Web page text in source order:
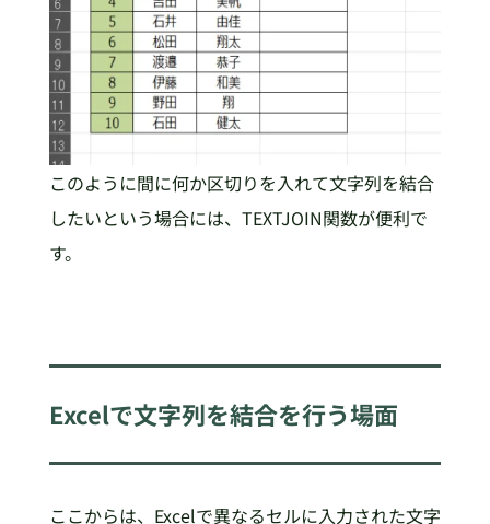
このように間に何か区切りを入れて文字列を結合
したいという場合には、TEXTJOIN関数が便利で
す。
Excelで文字列を結合を行う場面
ここからは、Excelで異なるセルに入力された文字